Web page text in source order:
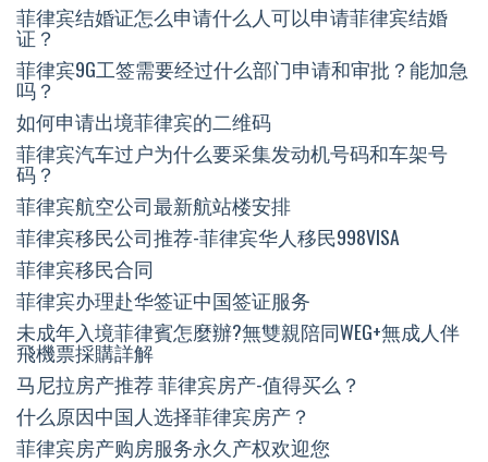
菲律宾结婚证怎么申请什么人可以申请菲律宾结婚
证？
菲律宾9G工签需要经过什么部门申请和审批？能加急
吗？
如何申请出境菲律宾的二维码
菲律宾汽车过户为什么要采集发动机号码和车架号
码？
菲律宾航空公司最新航站楼安排
菲律宾移民公司推荐-菲律宾华人移民998VISA
菲律宾移民合同
菲律宾办理赴华签证中国签证服务
未成年入境菲律賓怎麼辦?無雙親陪同WEG+無成人伴
飛機票採購詳解
马尼拉房产推荐 菲律宾房产-值得买么？
什么原因中国人选择菲律宾房产？
菲律宾房产购房服务永久产权欢迎您